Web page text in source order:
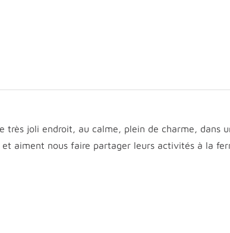
très joli endroit, au calme, plein de charme, dans
aiment nous faire partager leurs activités à la